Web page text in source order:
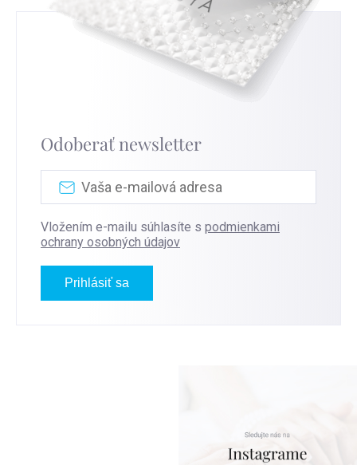
Odoberať newsletter
Vložením e-mailu súhlasíte s podmienkami
ochrany osobných údajov
Prihlásiť sa